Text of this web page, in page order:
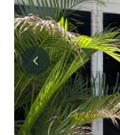
Previous slide